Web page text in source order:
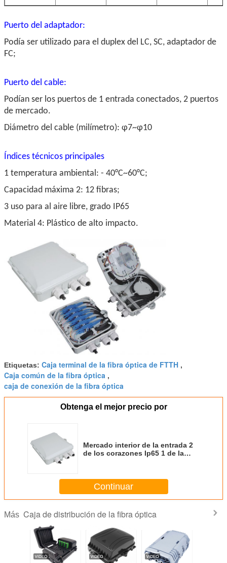
Puerto del adaptador:
Podía ser utilizado para el duplex del LC, SC, adaptador de
FC;
Puerto del cable:
Podían ser los puertos de 1 entrada conectados, 2 puertos
de mercado.
Diámetro del cable (milímetro): φ7~φ10
Índices técnicos principales
1 temperatura ambiental: - 40°C~60°C;
Capacidad máxima 2: 12 fibras;
3 uso para al aire libre, grado IP65
Material 4: Plástico de alto impacto.
Etiquetas: Caja terminal de la fibra óptica de FTTH ,
Caja común de la fibra óptica ,
caja de conexión de la fibra óptica
Obtenga el mejor precio por
Mercado interior de la entrada 2
de los corazones Ip65 1 de la
soporte de la pared
Continuar
Más Caja de distribución de la fibra óptica